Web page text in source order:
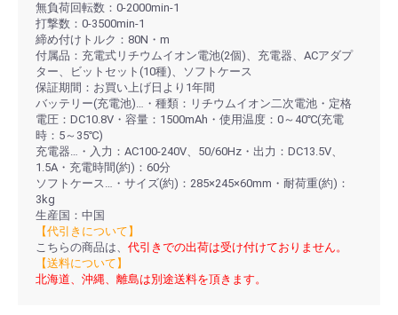
無負荷回転数：0-2000min-1
打撃数：0-3500min-1
締め付けトルク：80N・m
付属品：充電式リチウムイオン電池(2個)、充電器、ACアダプ
ター、ビットセット(10種)、ソフトケース
保証期間：お買い上げ日より1年間
バッテリー(充電池)…・種類：リチウムイオン二次電池・定格
電圧：DC10.8V・容量：1500mAh・使用温度：0～40℃(充電
時：5～35℃)
充電器…・入力：AC100-240V、50/60Hz・出力：DC13.5V、
1.5A・充電時間(約)：60分
ソフトケース…・サイズ(約)：285×245×60mm・耐荷重(約)：
3kg
生産国：中国
【代引きについて】
こちらの商品は、 代引きでの出荷は受け付けておりません。
【送料について】
北海道、沖縄、離島は別途送料を頂きます。